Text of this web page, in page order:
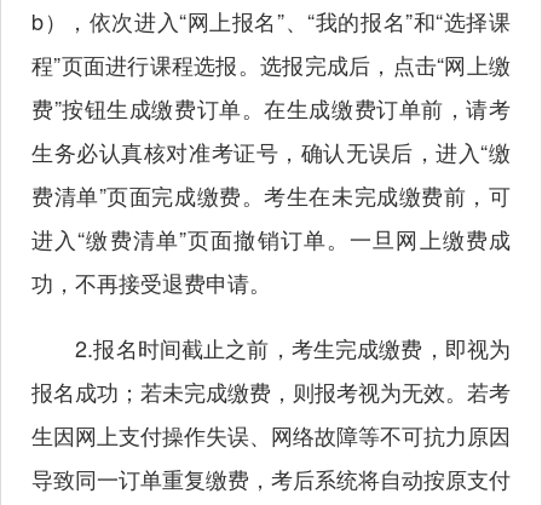
b），依次进入“网上报名”、“我的报名”和“选择课
程”页面进行课程选报。选报完成后，点击“网上缴
费”按钮生成缴费订单。在生成缴费订单前，请考
生务必认真核对准考证号，确认无误后，进入“缴
费清单”页面完成缴费。考生在未完成缴费前，可
进入“缴费清单”页面撤销订单。一旦网上缴费成
功，不再接受退费申请。
2.报名时间截止之前，考生完成缴费，即视为
报名成功；若未完成缴费，则报考视为无效。若考
生因网上支付操作失误、网络故障等不可抗力原因
导致同一订单重复缴费，考后系统将自动按原支付